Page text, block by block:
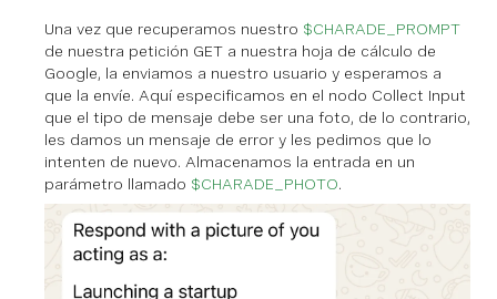
Una vez que recuperamos nuestro $CHARADE_PROMPT
de nuestra petición GET a nuestra hoja de cálculo de
Google, la enviamos a nuestro usuario y esperamos a
que la envíe. Aquí especificamos en el nodo Collect Input
que el tipo de mensaje debe ser una foto, de lo contrario,
les damos un mensaje de error y les pedimos que lo
intenten de nuevo. Almacenamos la entrada en un
parámetro llamado $CHARADE_PHOTO.